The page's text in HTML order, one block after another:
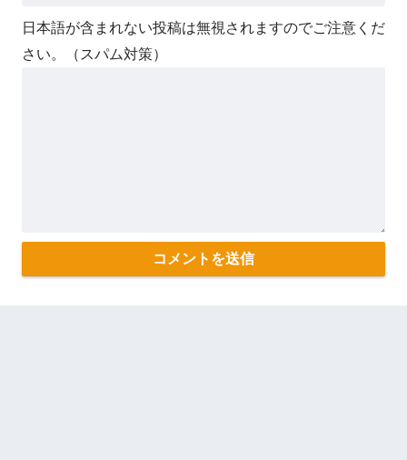
日本語が含まれない投稿は無視されますのでご注意くだ
さい。（スパム対策）